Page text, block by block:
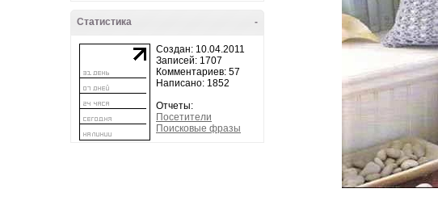
-
Статистика
Создан: 10.04.2011
Записей: 1707
Комментариев: 57
Написано: 1852
Отчеты:
Посетители
Поисковые фразы